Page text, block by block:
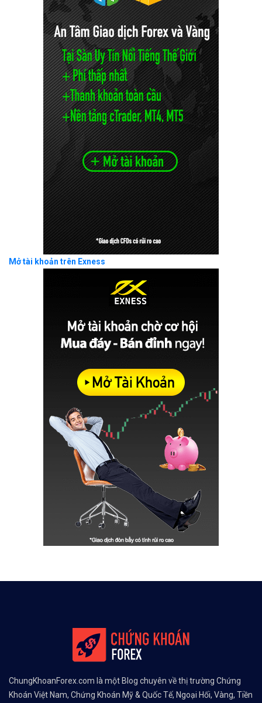
Mở tài khoản trên Exness
ChungKhoanForex.com là một Blog chuyên về thị trường Chứng
Khoán Việt Nam, Chứng Khoán Mỹ & Quốc Tế, Ngoại Hối, Vàng, Tiền